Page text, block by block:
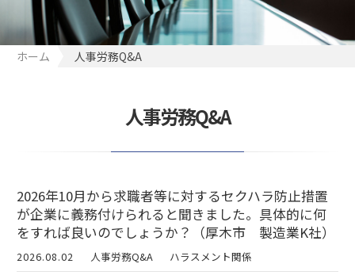
ホーム 人事労務Q&A
人事労務Q&A
2026年10月から求職者等に対するセクハラ防止措置
が企業に義務付けられると聞きました。具体的に何
をすれば良いのでしょうか？（厚木市 製造業K社）
2026.08.02 人事労務Q&A ハラスメント関係